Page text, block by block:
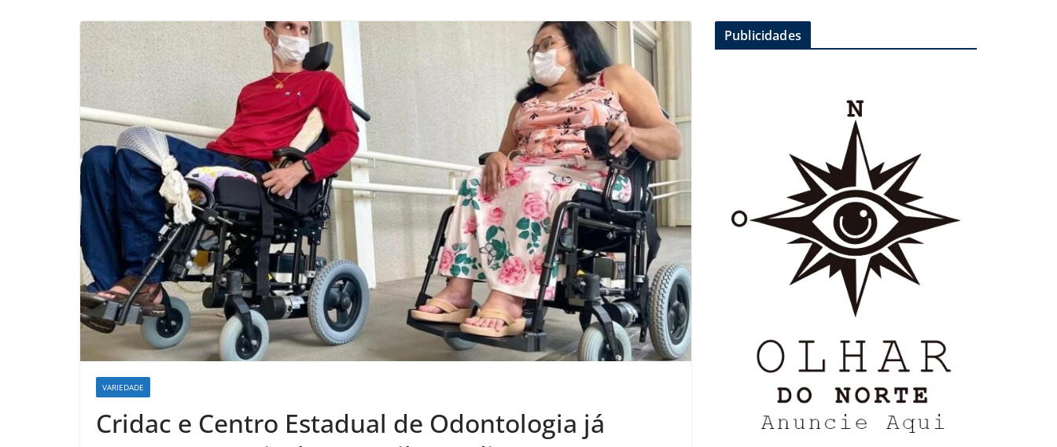
VARIEDADE
Cridac e Centro Estadual de Odontologia já
Publicidades